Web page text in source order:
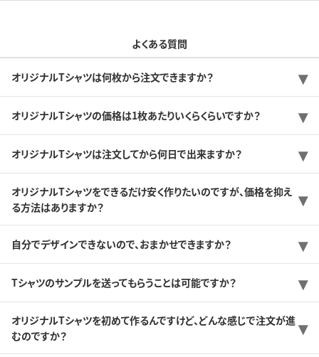
よくある質問
オリジナルTシャツは何枚から注文できますか？
オリジナルTシャツの価格は1枚あたりいくらくらいですか？
オリジナルTシャツは注文してから何日で出来ますか？
オリジナルTシャツをできるだけ安く作りたいのですが、価格を抑え
る方法はありますか？
自分でデザインできないので、おまかせできますか？
Tシャツのサンプルを送ってもらうことは可能ですか？
オリジナルTシャツを初めて作るんですけど、どんな感じで注文が進
むのですか？